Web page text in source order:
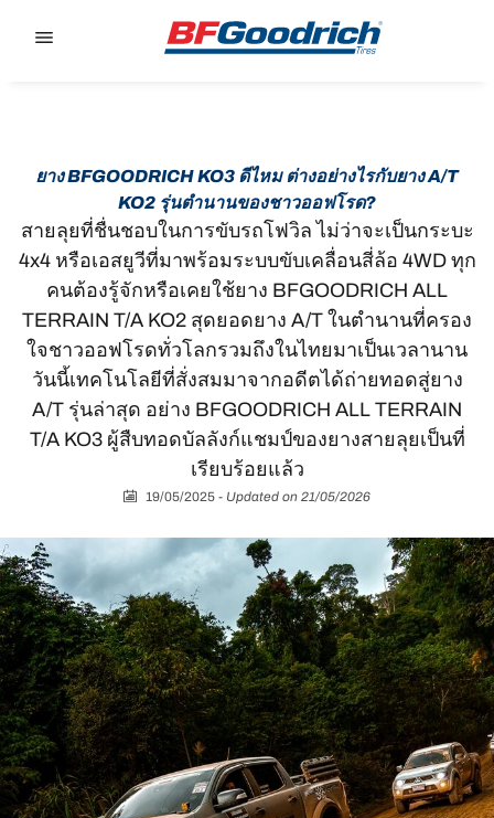
ยาง BFGOODRICH KO3 ดีไหม ต่างอย่างไรกับยาง A/T
KO2 รุ่นตำนานของชาวออฟโรด?
สายลุยที่ชื่นชอบในการขับรถโฟวิล ไม่ว่าจะเป็นกระบะ
4x4 หรือเอสยูวีที่มาพร้อมระบบขับเคลื่อนสี่ล้อ 4WD ทุก
คนต้องรู้จักหรือเคยใช้ยาง BFGOODRICH ALL
TERRAIN T/A KO2 สุดยอดยาง A/T ในตำนานที่ครอง
ใจชาวออฟโรดทั่วโลกรวมถึงในไทยมาเป็นเวลานาน
วันนี้เทคโนโลยีที่สั่งสมมาจากอดีตได้ถ่ายทอดสู่ยาง
A/T รุ่นล่าสุด อย่าง BFGOODRICH ALL TERRAIN
T/A KO3 ผู้สืบทอดบัลลังก์แชมป์ของยางสายลุยเป็นที่
เรียบร้อยแล้ว
19/05/2025 - Updated on 21/05/2026